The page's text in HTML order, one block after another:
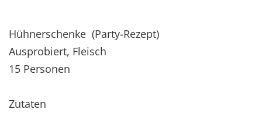
Hühnerschenke (Party-Rezept)
Ausprobiert, Fleisch
15 Personen
Zutaten